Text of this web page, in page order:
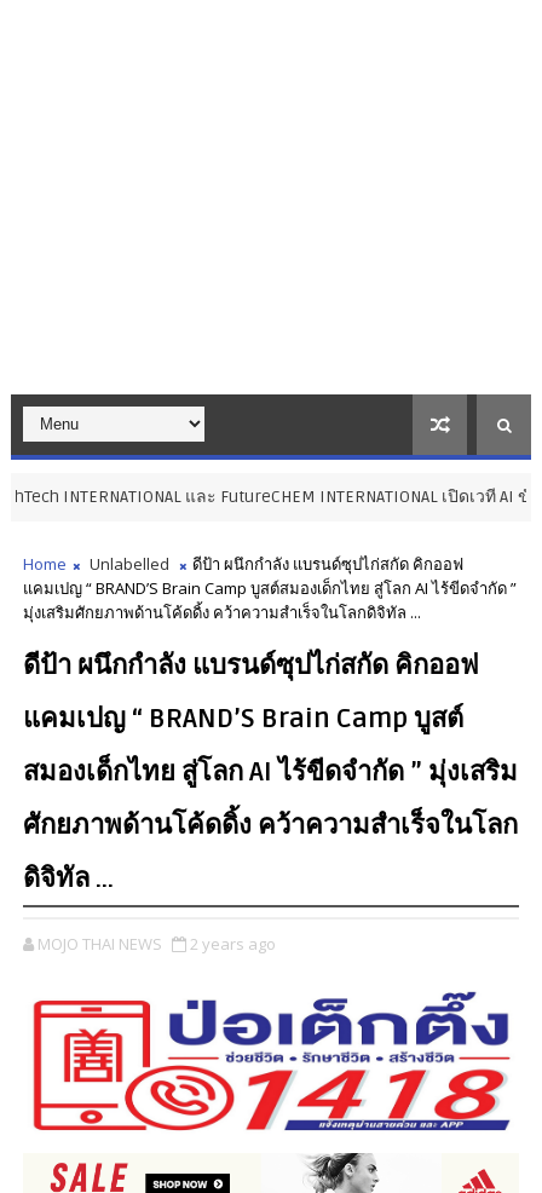
และ FutureCHEM INTERNATIONAL เปิดเวที AI ขับเคลื่อน
Home Unlabelled
ดีป้า ผนึกกำลัง แบรนด์ซุปไก่สกัด คิกออฟ
แคมเปญ “ BRAND’S Brain Camp บูสต์สมองเด็กไทย สู่โลก AI ไร้ขีดจำกัด ”
มุ่งเสริมศักยภาพด้านโค้ดดิ้ง คว้าความสำเร็จในโลกดิจิทัล ...
ดีป้า ผนึกกำลัง แบรนด์ซุปไก่สกัด คิกออฟ
แคมเปญ “ BRAND’S Brain Camp บูสต์
สมองเด็กไทย สู่โลก AI ไร้ขีดจำกัด ” มุ่งเสริม
ศักยภาพด้านโค้ดดิ้ง คว้าความสำเร็จในโลก
ดิจิทัล ...
MOJO THAI NEWS 2 years ago